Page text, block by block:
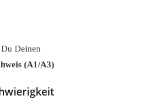
Deinen
(A1/A3)